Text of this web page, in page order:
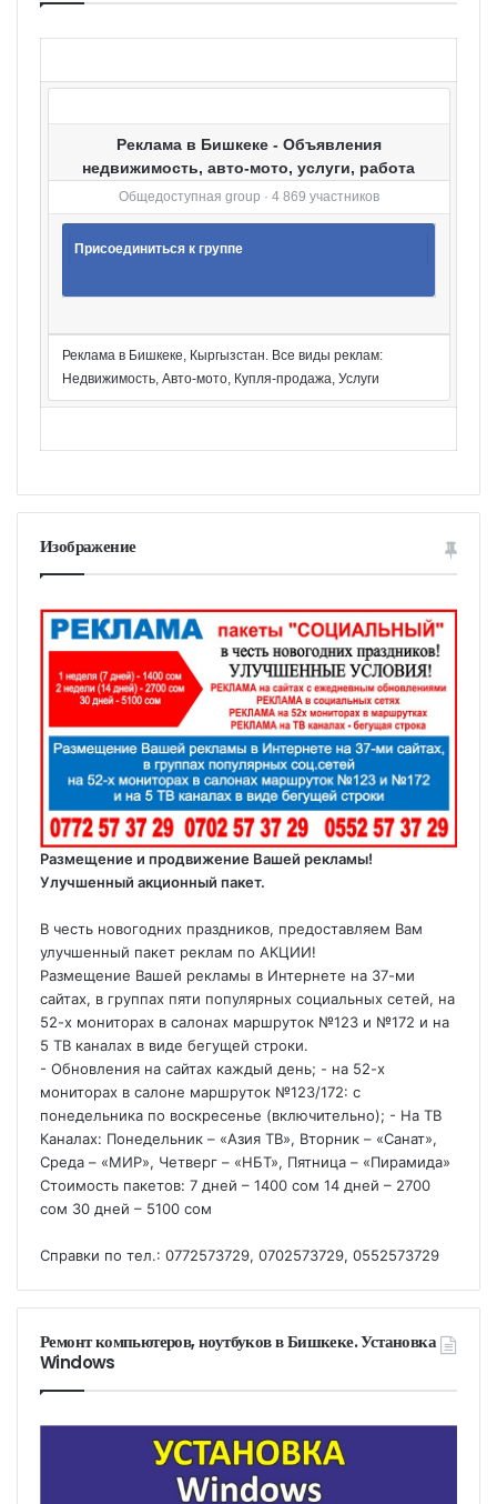
и
Реклама в Бишкеке - Объявления
недвижимость, авто-мото, услуги, работа
Общедоступная group · 4 869 участников
Присоединиться к группе
Реклама в Бишкеке, Кыргызстан. Все виды реклам:
Недвижимость, Авто-мото, Купля-продажа, Услуги
Изображение
Размещение и продвижение Вашей рекламы!
Улучшенный акционный пакет.
В честь новогодних праздников, предоставляем Вам
улучшенный пакет реклам по АКЦИИ!
Размещение Вашей рекламы в Интернете на 37-ми
сайтах, в группах пяти популярных социальных сетей, на
52-х мониторах в салонах маршруток №123 и №172 и на
5 ТВ каналах в виде бегущей строки.
- Обновления на сайтах каждый день; - на 52-х
мониторах в салоне маршруток №123/172: с
понедельника по воскресенье (включительно); - На ТВ
Каналах: Понедельник – «Азия ТВ», Вторник – «Санат»,
Среда – «МИР», Четверг – «НБТ», Пятница – «Пирамида»
Стоимость пакетов: 7 дней – 1400 сом 14 дней – 2700
сом 30 дней – 5100 сом
Справки по тел.: 0772573729, 0702573729, 0552573729
Ремонт компьютеров, ноутбуков в Бишкеке. Установка
Windows